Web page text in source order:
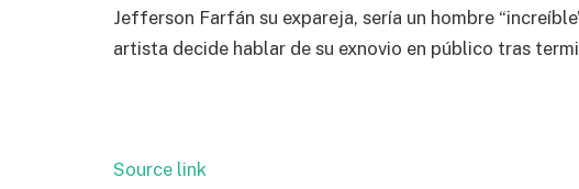
Jefferson Farfán su expareja, sería un hombre
artista decide hablar de su exnovio en público tras
Source link